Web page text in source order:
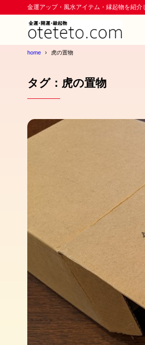
金運アップ・風水アイテム・縁起物を紹介
home 虎の置物
タグ：虎の置物